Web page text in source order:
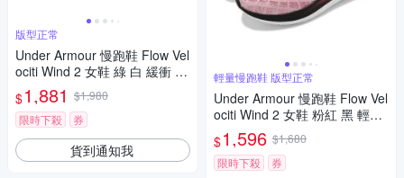
版型正常
Under Armour 慢跑鞋 Flow Vel
ociti Wind 2 女鞋 綠 白 緩衝 路
跑 UA 運動鞋 3025662106
$1,881 $1,980
限時下殺
券
貨到通知我
輕量慢跑鞋 版型正常
Under Armour 慢跑鞋 Flow Vel
ociti Wind 2 女鞋 粉紅 黑 輕量
漸層 緩震 運動鞋 UA 3024911
601
$1,596 $1,680
限時下殺
券